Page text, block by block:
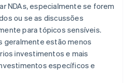
NDAs, especialmente se forem
ou se as discussões
para tópicos sensíveis.
geralmente estão menos
investimentos e mais
específicos e